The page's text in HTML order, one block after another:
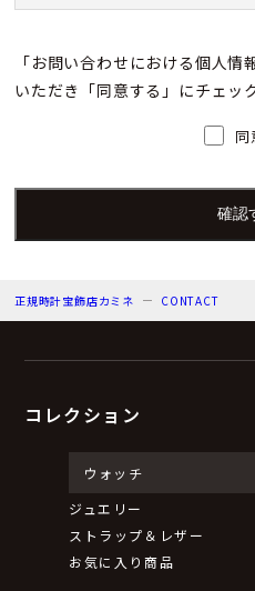
株式会社カミネ
人）の氏名又は職名、
個人情報保護管理者：上根
（３）個人情報の利用
弊社からのお知らせ等の情
（４）個人情報の第三
取得した個人情報は、法令
に提供することはありません
「お問い合わせにおける個人
いただき「同意する」にチェッ
同
正規時計宝飾店カミネ CONTACT
コレクション
ウォッチ
ジュエリー
ストラップ＆レザー
お気に入り商品